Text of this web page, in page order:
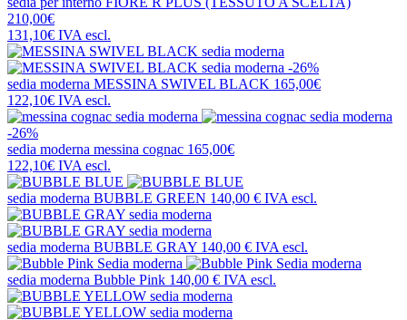
210,00€
131,10€ IVA escl.
-26%
sedia moderna MESSINA SWIVEL BLACK 165,00€
122,10€ IVA escl.
-26%
sedia moderna messina cognac 165,00€
122,10€ IVA escl.
sedia moderna BUBBLE GREEN 140,00 € IVA escl.
sedia moderna BUBBLE GRAY 140,00 € IVA escl.
sedia moderna Bubble Pink 140,00 € IVA escl.